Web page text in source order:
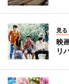
見
映
リ